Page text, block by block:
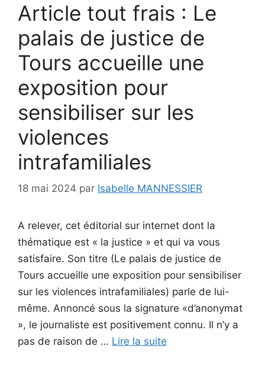
Article tout frais : Le
palais de justice de
Tours accueille une
exposition pour
sensibiliser sur les
violences
intrafamiliales
18 mai 2024 par Isabelle MANNESSIER
A relever, cet éditorial sur internet dont la
thématique est « la justice » et qui va vous
satisfaire. Son titre (Le palais de justice de
Tours accueille une exposition pour sensibiliser
sur les violences intrafamiliales) parle de lui-
même. Annoncé sous la signature «d’anonymat
», le journaliste est positivement connu. Il n’y a
pas de raison de … Lire la suite